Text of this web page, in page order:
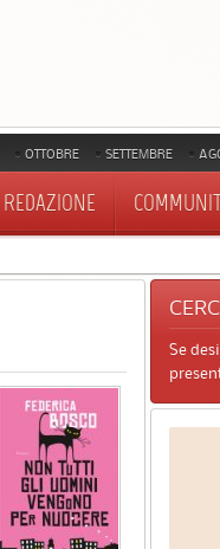
OTTOBRE SETTEMBRE
REDAZIONE
Se